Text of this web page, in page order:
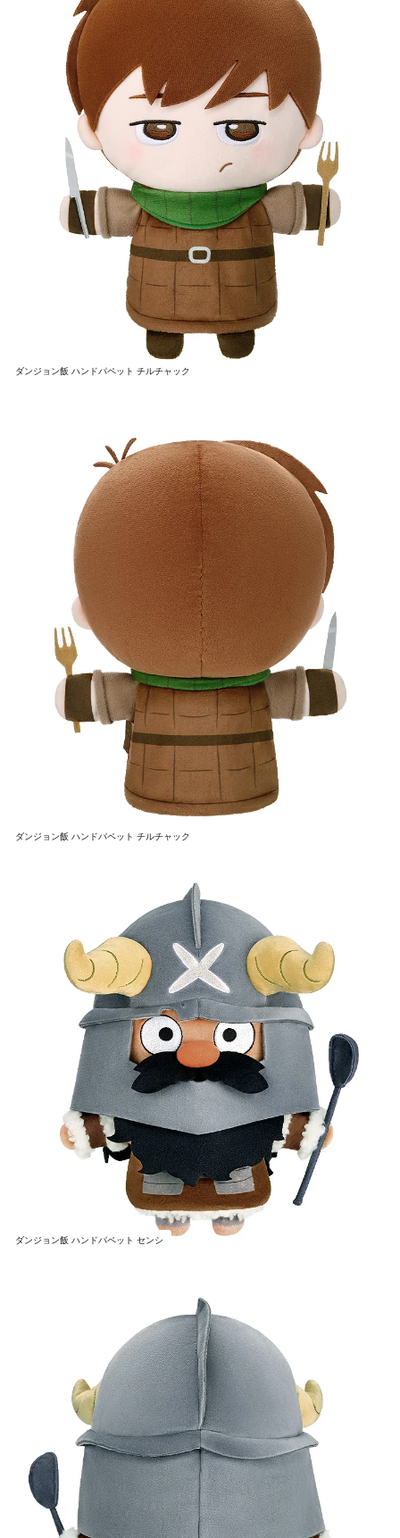
ダンジョン飯 ハンドパペット チルチャック
ダンジョン飯 ハンドパペット チルチャック
ダンジョン飯 ハンドパペット センシ